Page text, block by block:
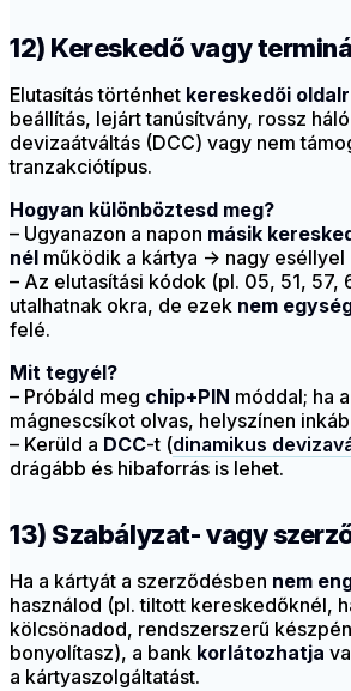
12) Kereskedő vagy
Elutasítás történhet kereskedői
beállítás, lejárt tanúsítvány, rossz
devizaátváltás (DCC) vagy nem
tranzakciótípus.
Hogyan különböztesd meg?
– Ugyanazon a napon másik
nél működik a kártya → nagy eséllyel
– Az elutasítási kódok (pl. 05, 51, 57,
utalhatnak okra, de ezek nem
felé.
Mit tegyél?
– Próbáld meg chip+PIN móddal; ha
mágnescsíkot olvas, helyszínen
– Kerüld a DCC-t (dinamikus
drágább és hibaforrás is lehet.
13) Szabályzat- vagy
Ha a kártyát a szerződésben nem
használod (pl. tiltott kereskedőknél,
kölcsönadod, rendszerszerű
bonyolítasz), a bank korlátozhatja
a kártyaszolgáltatást.